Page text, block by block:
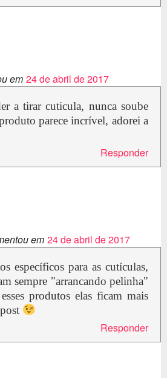
em 24 de abril de 2017
a tirar cuticula, nunca soube
parece incrível, adorei a
Responder
em 24 de abril de 2017
específicos para as cutículas,
sempre "arrancando pelinha"
produtos elas ficam mais
Responder